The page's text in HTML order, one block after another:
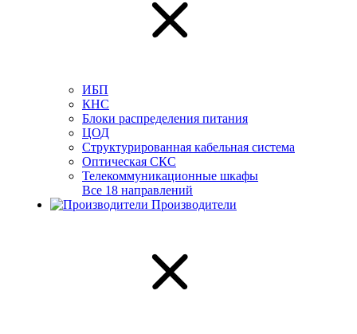
ИБП
КНС
Блоки распределения питания
ЦОД
Структурированная кабельная система
Оптическая СКС
Телекоммуникационные шкафы
Все 18 направлений
Производители